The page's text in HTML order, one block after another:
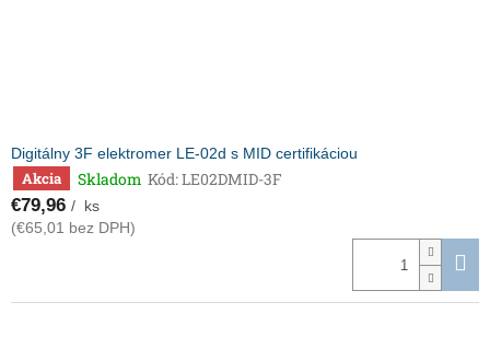
Digitálny 3F elektromer LE-02d s MID certifikáciou
Akcia Skladom Kód:LE02DMID-3F
€79,96 / ks
(€65,01 bez DPH)